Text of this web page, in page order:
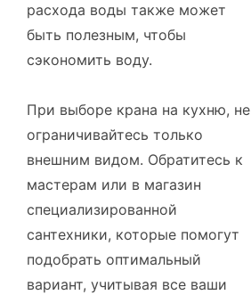
расхода воды также может
быть полезным, чтобы
сэкономить воду.
При выборе крана на кухню, не
ограничивайтесь только
внешним видом. Обратитесь к
мастерам или в магазин
специализированной
сантехники, которые помогут
подобрать оптимальный
вариант, учитывая все ваши